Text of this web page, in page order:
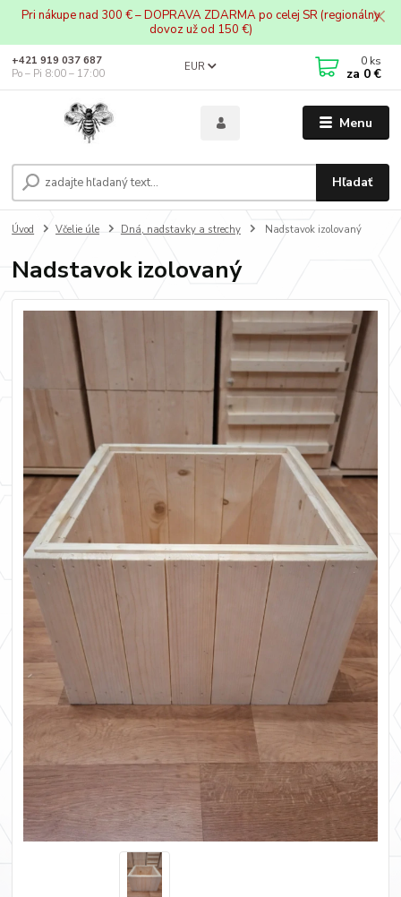
Pri nákupe nad 300 € – DOPRAVA ZDARMA po celej SR (regionálny
dovoz už od 150 €)
Menu
EUR
Hľadať
+421 919 037 687
Po – Pi 8:00 – 17:00
0 ks
za 0 €
Úvod Včelie úle Dná, nadstavky a strechy Nadstavok izolovaný
Nadstavok izolovaný